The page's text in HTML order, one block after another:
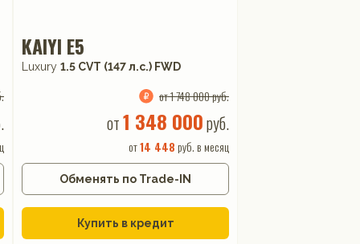
KAIYI E5
Luxury 1.5 CVT (147 л.с.) FWD
от 1 748 000 руб.
от1 348 000руб.
от14 448 руб. в месяц
Обменять по Trade-IN
Купить в кредит